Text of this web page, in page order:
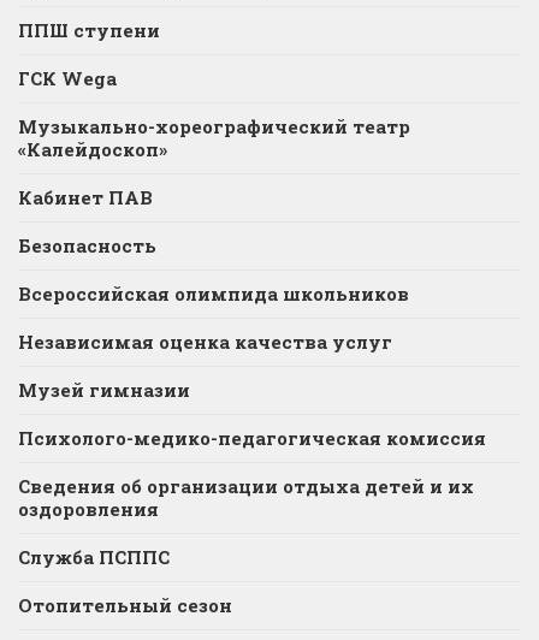
ППШ ступени
ГСК Wega
Музыкально-хореографический театр
«Калейдоскоп»
Кабинет ПАВ
Безопасность
Всероссийская олимпида школьников
Независимая оценка качества услуг
Музей гимназии
Психолого-медико-педагогическая комиссия
Сведения об организации отдыха детей и их
оздоровления
Служба ПСППС
Отопительный сезон